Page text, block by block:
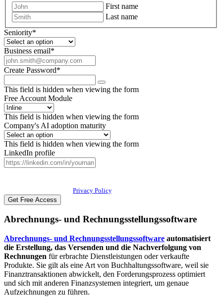
First name
Last name
Seniority*
Business email*
Create Password*
This field is hidden when viewing the form
Free Account Module
This field is hidden when viewing the form
Company's AI adoption maturity
This field is hidden when viewing the form
LinkedIn profile
Privacy Policy.
Abrechnungs- und Rechnungsstellungssoftware
Abrechnungs- und Rechnungsstellungssoftware automatisiert
die Erstellung, das Versenden und die Nachverfolgung von
Rechnungen für erbrachte Dienstleistungen oder verkaufte
Produkte. Sie gilt als eine Art von Buchhaltungssoftware, weil sie
Finanztransaktionen abwickelt, den Forderungsprozess optimiert
und sich mit anderen Finanzsystemen integriert, um genaue
Aufzeichnungen zu führen.